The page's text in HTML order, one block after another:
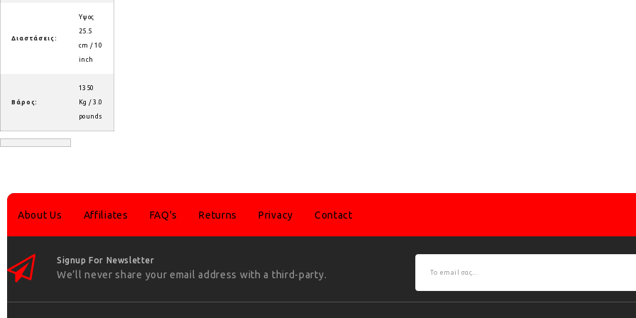
Διαστάσεις:
Υψος
25.5
cm / 10
inch
Βάρος:
1350
Kg / 3.0
pounds
About Us Affiliates FAQ's Returns Privacy Contact
Signup For Newsletter
We’ll never share your email address with a third-party.